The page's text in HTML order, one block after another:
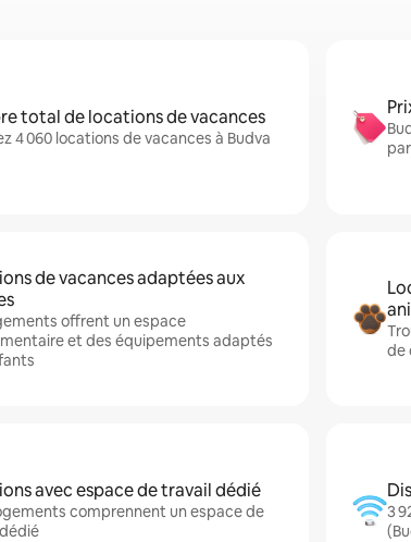
total de locations de vacances
4 060 locations de vacances à Budva
de vacances adaptées aux
offrent un espace
et des équipements adaptés
de
avec espace de travail dédié
comprennent un espace de
3